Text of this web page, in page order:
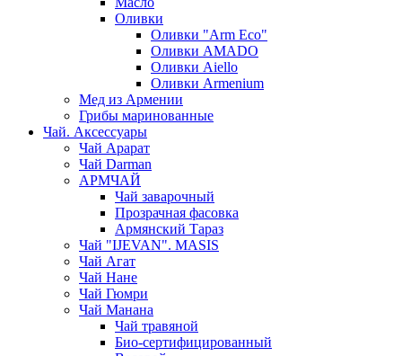
Оливки
Оливки "Arm Eco"
Оливки AMADO
Оливки Aiello
Оливки Armenium
Мед из Армении
Грибы маринованные
Чай. Аксессуары
Чай Арарат
Чай Darman
АРМЧАЙ
Чай заварочный
Прозрачная фасовка
Армянский Тараз
Чай "IJEVAN". MASIS
Чай Агат
Чай Нане
Чай Гюмри
Чай Манана
Чай травяной
Био-сертифицированный